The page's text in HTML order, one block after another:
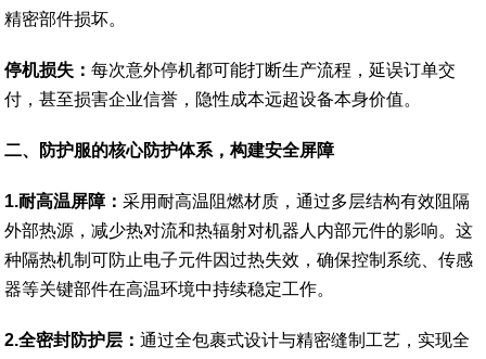
精密部件损坏。
停机损失：每次意外停机都可能打断生产流程，延误订单交
付，甚至损害企业信誉，隐性成本远超设备本身价值。
二、 防护服的核心防护体系，构建安全屏障
1.耐高温屏障：采用耐高温阻燃材质，通过多层结构有效阻隔
外部热源，减少热对流和热辐射对机器人内部元件的影响。这
种隔热机制可防止电子元件因过热失效，确保控制系统、传感
器等关键部件在高温环境中持续稳定工作。
2.全密封防护层：通过全包裹式设计与精密缝制工艺，实现全